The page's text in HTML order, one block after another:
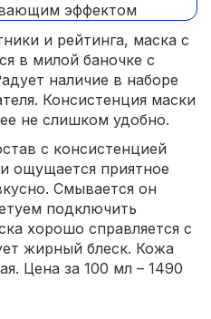
и рейтинга, маска с
в милой баночке с
наличие в наборе
Консистенция маски
не слишком удобно.
с консистенцией
ощущается приятное
Смывается он
подключить
хорошо справляется с
жирный блеск. Кожа
Цена за 100 мл – 1490